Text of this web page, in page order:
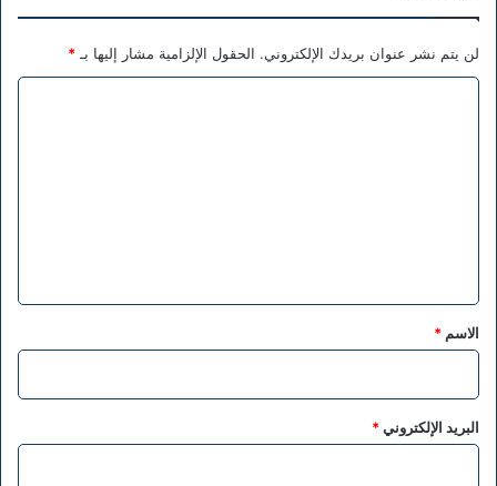
لن يتم نشر عنوان بريدك الإلكتروني. الحقول الإلزامية مشار إليها بـ*
*
الاسم *
البريد الإلكتروني*